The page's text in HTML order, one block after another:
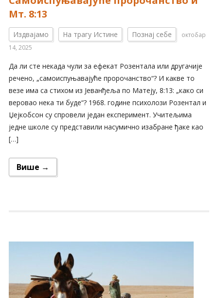
Мт. 8:13
Издвајамо На трагу Истине Познај себе
октобар
14, 2025
Да ли сте некада чули за ефекат Розентала или другачије
речено, „самоиспуњавајуће пророчанство“? И какве то
везе има са стихом из Јеванђеља по Матеју, 8:13: „како си
веровао нека ти буде“? 1968. године психолози Розентал и
Џејкобсон су спровели један експеримент. Учитељима
једне школе су представили насумично изабране ђаке као
[…]
Више →